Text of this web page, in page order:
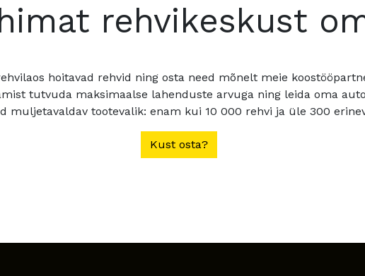
rehvikeskust
hoitavad rehvid ning osta need mõnelt meie
tutvuda maksimaalse lahenduste arvuga ning leida oma
muljetavaldav tootevalik: enam kui 10 000 rehvi ja üle 300
Kust osta?